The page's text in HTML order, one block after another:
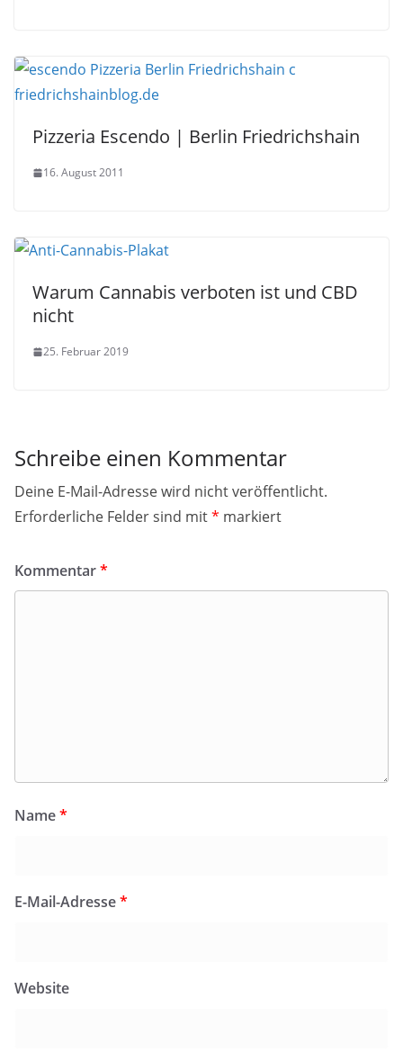
Pizzeria Escendo | Berlin Friedrichshain
16. August 2011
Warum Cannabis verboten ist und CBD
nicht
25. Februar 2019
Schreibe einen Kommentar
Deine E-Mail-Adresse wird nicht veröffentlicht.
Erforderliche Felder sind mit* markiert
Kommentar*
Name*
E-Mail-Adresse*
Website